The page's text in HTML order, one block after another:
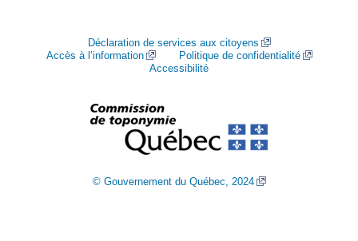
Déclaration de services aux citoyens
Accès à l’information
Politique de confidentialité
Accessibilité
© Gouvernement du Québec, 2024